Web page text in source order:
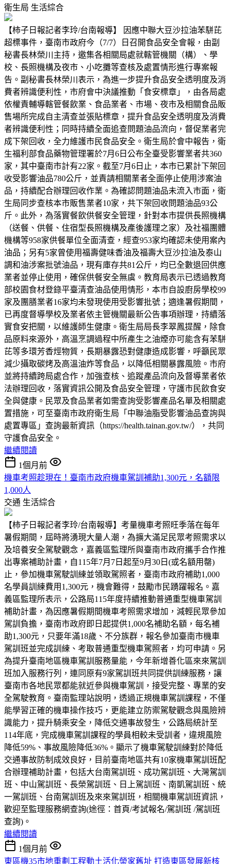
衛生局 生活綜合
【柿子日報記者李玲/台南報導】 因應中聯大豆沙拉油苯駢芘
超標事件，臺南市政府今（7/7）日召開食品安全會報，由副
秘書長林榮川主持，邀集各相關局處就轄管機關（構）、學
校、長照機構及夜市、小吃攤等查核及處置情形進行專案報
告。副秘書長林榮川表示，為進一步提升食品安全透明度及消
費者辨識便利性，市府會中決議推動「食安標章」，由各局處
依權責輔導轄管餐飲業、食品業者、市場、夜市及相關食品販
售場所完成自主清查並張貼標章，提升食品安全透明度及消費
者辨識便利性；同時持續全面追查問題油品流向，督促業者完
成下架回收，全力維護市民食品安全。衛生局於會中報告，衛
生福利部食品藥物管理署於7月6日公布全臺受影響業者共360
家，其中臺南市計有22家。截至7月6日止，本市已累計下架回
收受影響油品780公斤，並責請相關業者全面停止使用涉案油
品，持續配合辦理回收作業。為確認問題油品未流入市面，衛
生局同步查核本市販售業者10家，共下架回收問題油品93公
斤。此外，為落實餐飲供餐安全管理，針對本市提供長照機構
（送餐、供餐、住宿型長照機構及產後護理之家）及社福團體
機構等958家供餐單位全面清查，經查953家均確認未使用案內
油品；另有5家曾使用福壽健味香油及福壽大豆沙拉油及泰山
調和油涉案批號油品，現有庫存共81公斤，均已全數退回供應
業者並停止使用，確保供餐安全無虞。教育局表示已透過教育
部校園食材登錄平臺清查油品使用情形，本市自設廚房學校99
家及團膳業者16家均未發現使用受影響批號；適逢暑假期間，
已再度督導學校及業者依主管機關最新公告事項辦理，持續落
實食安把關，以維護師生健康。衛生局局長李翠鳳提醒，除食
品原料來源外，高溫烹調過程中所產生之油煙亦可能含有苯駢
芘等多環芳香烴物質，長期暴露恐對健康造成影響，呼籲民眾
減少攝取碳烤及高溫油炸等食品，以降低相關暴露風險。市府
並將持續跨局處合作，加強查核、追蹤產品流向及督導業者依
法辦理回收，落實資訊公開及食品安全管理，守護市民飲食安
全與健康。民眾及食品業者如需查詢受影響產品名單及相關處
置措施，可至臺南市政府衛生局「中聯油脂受影響油品查詢與
處置專區」查詢最新資訊（https://health.tainan.gov.tw/），共同
守護食品安全。
繼續閱讀
1個月前
機車考照趁現在！臺南市政府機車駕訓補助1,300元，名額限
1,000人
交通 生活綜合
【柿子日報記者李玲/台南報導】考量機車考照旺季落在每年
暑假期間，屆時將湧現大量人潮，為擴大滿足民眾考照需求以
及培養安全駕駛觀念，嘉義區監理所與臺南市政府攜手合作推
出專案補助計畫，自115年7月7日起至9月30日(或名額用罄)
止，參加機車駕駛訓練並領取駕照者，臺南市政府補助1,000
名學員訓練費用1,300元，機會難得，鼓勵市民踴躍報名。嘉
義區監理所表示，公路局115年度持續推動普通重型機車駕訓
補助計畫，為因應暑假期間機車考照需求增加，減輕民眾參加
駕訓負擔，臺南市政府即日起提供1,000名補助名額，每名補
助1,300元，只要年滿18歲、不分族群，報名參加臺南市機車
駕訓班並完成訓練、考取普通重型機車駕照者，均可申請。另
為提升臺南地區機車駕訓服務量能，今年新增善化區來來駕訓
班加入服務行列，連同原有9家駕訓班共同提供訓練服務，讓
臺南市各地民眾都能就近參與機車駕訓，接受完整、專業的安
全駕駛教育。臺南監理站說明，透過正規機車駕訓課程，不僅
能學習正確的機車操作技巧，更能建立防禦駕駛觀念與風險辨
識能力，提升騎乘安全，降低交通事故發生，公路局統計至
114年底，完成機車駕訓課程的學員相較未受訓者，違規風險
降低59%、事故風險降低36%。顯示了機車駕駛訓練對於降低
交通事故防制成效良好，目前臺南地區共有10家機車駕訓班配
合辦理補助計畫，包括大台南駕訓班、成功駕訓班、大灣駕訓
班、中山駕訓班、長榮駕訓班、日上駕訓班、南凱駕訓班、統
一駕訓班、台南駕訓班及來來駕訓班，相關機車駕訓班資訊，
歡迎至監理服務網查詢(途徑：首頁/考試報名/駕訓班 /駕訓班
查詢)。
繼續閱讀
1個月前
東區機35市地重劃工程動土活化榮家舊址 打造東區發展新核